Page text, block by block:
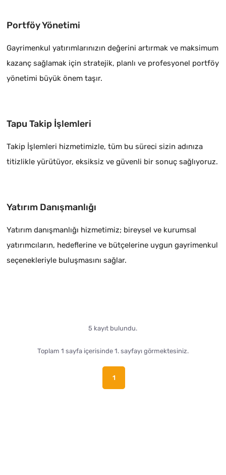
Portföy Yönetimi
Gayrimenkul yatırımlarınızın değerini artırmak ve maksimum
kazanç sağlamak için stratejik, planlı ve profesyonel portföy
yönetimi büyük önem taşır.
Tapu Takip İşlemleri
Takip İşlemleri hizmetimizle, tüm bu süreci sizin adınıza
titizlikle yürütüyor, eksiksiz ve güvenli bir sonuç sağlıyoruz.
Yatırım Danışmanlığı
Yatırım danışmanlığı hizmetimiz; bireysel ve kurumsal
yatırımcıların, hedeflerine ve bütçelerine uygun gayrimenkul
seçenekleriyle buluşmasını sağlar.
5 kayıt bulundu.
Toplam 1 sayfa içerisinde 1. sayfayı görmektesiniz.
1